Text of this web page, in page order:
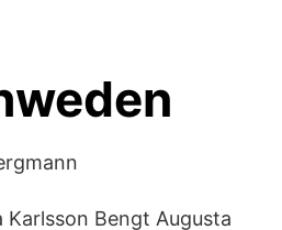
Karlsson Bengt Augusta